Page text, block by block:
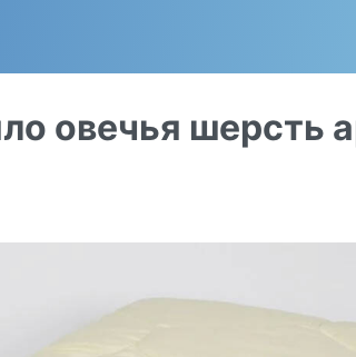
овечья шерсть